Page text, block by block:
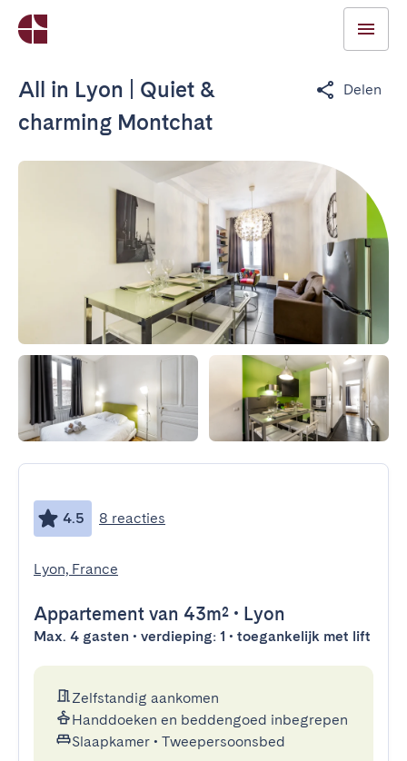
All in Lyon | Quiet &
charming Montchat
Delen
4.5 8 reacties
Lyon, France
Appartement van 43m² • Lyon
Max. 4 gasten • verdieping: 1 • toegankelijk met lift
Zelfstandig aankomen
Handdoeken en beddengoed inbegrepen
Slaapkamer • Tweepersoonsbed